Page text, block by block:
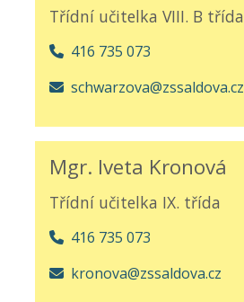
Třídní učitelka VIII. B třída
416 735 073
schwarzova@zssaldova.cz
Mgr. Iveta Kronová
Třídní učitelka IX. třída
416 735 073
kronova@zssaldova.cz